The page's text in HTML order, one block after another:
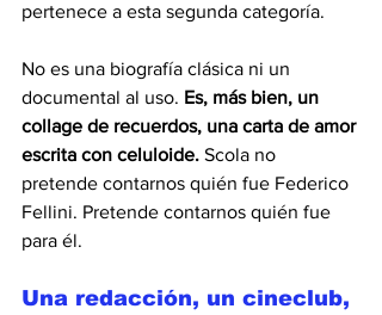
pertenece a esta segunda categoría.
No es una biografía clásica ni un
documental al uso. Es, más bien, un
collage de recuerdos, una carta de amor
escrita con celuloide. Scola no
pretende contarnos quién fue Federico
Fellini. Pretende contarnos quién fue
para él.
Una redacción, un cineclub,